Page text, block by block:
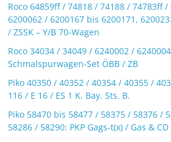
Roco 64859ff / 74818 / 74188 / 74783ff
6200062 / 6200167 bis 6200171,
/ ZSSK – Y/B 70-Wagen
Roco 34034 / 34049 / 6240002 /
Schmalspurwagen-Set ÖBB / ZB
Piko 40350 / 40352 / 40354 / 40355 /
116 / E 16 / ES 1 K. Bay. Sts. B.
Piko 58470 bis 58477 / 58375 / 58376 /
58286 / 58290: PKP Gags-t(x) / Gas &